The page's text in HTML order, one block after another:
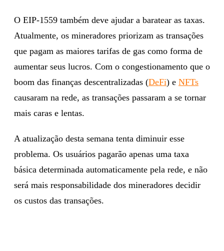
O EIP-1559 também deve ajudar a baratear as taxas.
Atualmente, os mineradores priorizam as transações
que pagam as maiores tarifas de gas como forma de
aumentar seus lucros. Com o congestionamento que o
boom das finanças descentralizadas (DeFi) e NFTs
causaram na rede, as transações passaram a se tornar
mais caras e lentas.
A atualização desta semana tenta diminuir esse
problema. Os usuários pagarão apenas uma taxa
básica determinada automaticamente pela rede, e não
será mais responsabilidade dos mineradores decidir
os custos das transações.